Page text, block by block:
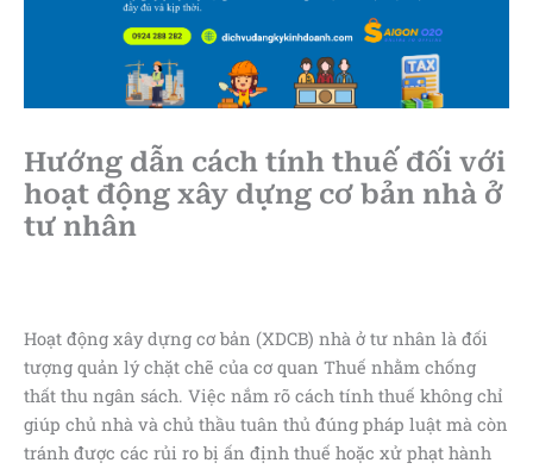
Hướng dẫn cách tính thuế đối với
hoạt động xây dựng cơ bản nhà ở
tư nhân
Hoạt động xây dựng cơ bản (XDCB) nhà ở tư nhân là đối
tượng quản lý chặt chẽ của cơ quan Thuế nhằm chống
thất thu ngân sách. Việc nắm rõ cách tính thuế không chỉ
giúp chủ nhà và chủ thầu tuân thủ đúng pháp luật mà còn
tránh được các rủi ro bị ấn định thuế hoặc xử phạt hành